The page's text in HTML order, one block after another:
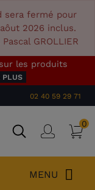
sera fermé pour
2026 inclus.
GROLLIER
les produits
PLUS
02 40 59 29 71
0
MENU